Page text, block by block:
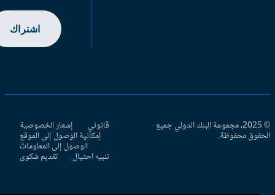
اشتراك
© 2025، مجموعة البنك الدولي جميع
محفوظة.
قانوني إشعار الخصوصية
إمكانية الوصول إلى الموقع
الوصول إلى المعلومات
تنبيه احتيال تقديم شكوى